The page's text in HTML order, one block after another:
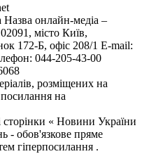
Назва онлайн-медіа –
місто Київ,
Б, офіс 208/1 E-mail:
044-205-43-00
розміщених на
посилання на
сторінки « Новини України
- обов'язкове пряме
гіперпосилання .